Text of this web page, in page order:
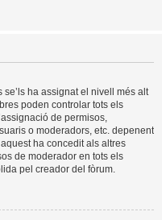
ha assignat el nivell més alt
poden controlar tots els
de permisos,
o moderadors, etc. depenent
ha concedit als altres
de moderador en tots els
pel creador del fòrum.